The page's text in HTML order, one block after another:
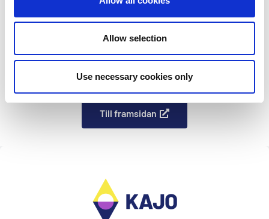
Allow selection
Use necessary cookies only
Utbildning för Kajoiter
Kajos visuell profil
Till framsidan